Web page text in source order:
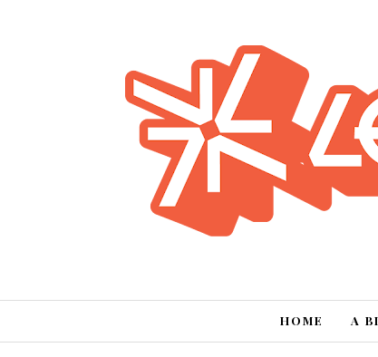
HOME A